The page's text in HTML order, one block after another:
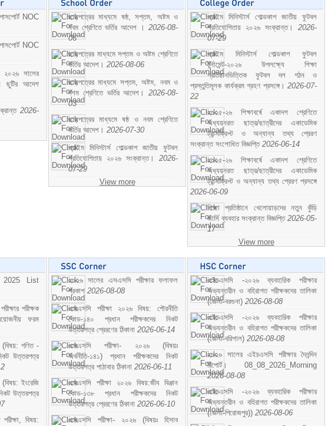
NOC
NOC
সালের
ছুটির আদেশ
2026-
ছাড়পত্রের মাধ্যমে ষষ্ঠ, সপ্তম, অষ্টম ও
নবম শ্রেণিতে ভর্তির আদেশ । 2026-08-
06
ছাড়পত্রের মাধ্যমে সপ্তম ও অষ্টম শ্রেণিতে
ভর্তির আদেশ। 2026-08-06
ছাড়পত্রের মাধ্যমে সপ্তম, অষ্টম, নবম ও
দশম শ্রেণিতে ভর্তির আদেশ। 2026-08-
03
ছাড়পত্রের মাধ্যমে ষষ্ঠ ও নবম শ্রেণিতে
ভর্তির আদেশ। 2026-07-30
প্রাইম মিনিস্টার্স গোল্ডকাপ জাতীয় ফুটবল
প্রতিযোগিতায় ২০২৬ সংক্রান্ত। 2026-
07-29
View more
প্রাইম মিনিস্টার্স গোল্ডকাপ জাতীয় ফুটবল
প্রতিযোগিতায় ২০২৬ সংক্রান্ত। 2026-
07-29
প্রাইম মিনিস্টার্স গোল্ডকাপ ফুটবল
টুর্নামেন্ট-২০২৬ উপলক্ষ্যে শিক্ষা
প্রতিষ্ঠানভিত্তিক ফুটবল দল গঠন ও
প্রস্তুতিমূলক কার্যক্রম গ্রহণ প্রসঙ্গে। 2026-07-
22
২০২৫-২৬ শিক্ষাবর্ষে একাদশ শ্রেণিতে
অধ্যয়নরত ছাত্র/ছাত্রীদের একাডেমিক
ট্রান্সক্রিপ্ট ও অন্যান্য তথ্য প্রেরণ
সংক্রান্ত সংশোধিত বিজ্ঞপ্তি 2026-06-14
২০২৫-২৬ শিক্ষাবর্ষে একাদশ শ্রেণিতে
অধ্যয়নরত ছাত্র/ছাত্রীদের একাডেমিক
ট্রান্সক্রিপ্ট ও অন্যান্য তথ্য প্রেরণ প্রসঙ্গে
2026-06-09
শিক্ষা প্রতিষ্ঠানে খেলোয়াড়দের নতুন কুঁড়ি
জার্সি ব্যবহার সংক্রান্ত বিজ্ঞপ্তি 2026-05-
17
View more
2025 List
পরীক্ষক
ফরম
(বিষয়: গণিত -
উত্তরপত্র
ইংরেজি
উত্তরপত্র
বিষয়:
২০২৬ সালের এসএসসি পরীক্ষার ফলাফল
প্রকাশ 2026-08-08
এসএসসি পরীক্ষা ২০২৬ বিষয়: পৌরনীতি
কোড-১৪০ প্রধান পরীক্ষকদের নিকট
উত্তরপত্র প্রেরণের ঠিকানা 2026-06-14
এসএসসি পরীক্ষা- ২০২৬ (বিষয়ঃ
অর্থনীতি-১৪১) প্রধান পরীক্ষকদের নিকট
উত্তরপত্র পাঠাবার ঠিকানা 2026-06-11
এসএসসি পরীক্ষা ২০২৬ বিষয়:জীব বিঞ্জান
কোড-১৩৮ প্রধান পরীক্ষকদের নিকট
উত্তরপত্র প্রেরণের ঠিকানা 2026-06-10
এসএসসি পরীক্ষা- ২০২৬ (বিষয়ঃ হিসাব
এইচএসসি -২০২৬ ব্যবহারিক পরীক্ষার
অভ্যন্তরীন ও বহিরাগত পরীক্ষকদের তালিকা
(জেলা-বরগুনা) 2026-08-08
এইচএসসি -২০২৬ ব্যবহারিক পরীক্ষার
অভ্যন্তরীন ও বহিরাগত পরীক্ষকদের তালিকা
(জেলা-বরিশাল) 2026-08-08
২০২৬ সালের এইচএসসি পরীক্ষার দৈনন্দিন
রিপোর্ট। 08_08_2026_Morning
2026-08-08
এইচএসসি -২০২৬ ব্যবহারিক পরীক্ষার
অভ্যন্তরীন ও বহিরাগত পরীক্ষকদের তালিকা
(জেলা-পিরোজপুর)) 2026-08-06